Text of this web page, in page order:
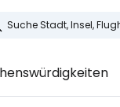
bei